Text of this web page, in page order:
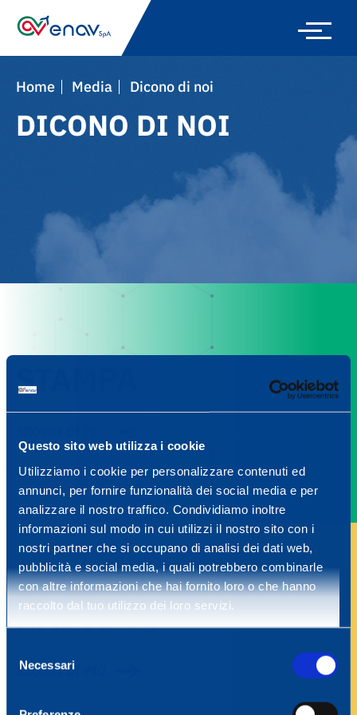
Questo sito web utilizza i cookie
Utilizziamo i cookie per personalizzare contenuti ed
annunci, per fornire funzionalità dei social media e per
analizzare il nostro traffico. Condividiamo inoltre
informazioni sul modo in cui utilizzi il nostro sito con i
nostri partner che si occupano di analisi dei dati web,
pubblicità e social media, i quali potrebbero combinarle
con altre informazioni che hai fornito loro o che hanno
raccolto dal tuo utilizzo dei loro servizi.
delNecessari
Home Media Dicono di noi
DICONO DI NOI
STAMPA
RADIO TV
SCOPRI DI PIÙ